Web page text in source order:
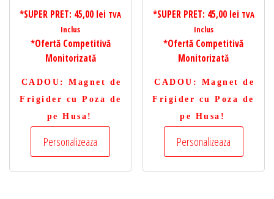
*SUPER PRET: 45,00 lei TVA
Inclus
*Ofertă Competitivă
Monitorizată
CADOU : Magnet de
Frigider cu Poza de
pe Husa!
Personalizeaza
*SUPER PRET: 45,00 lei TVA
Inclus
*Ofertă Competitivă
Monitorizată
CADOU : Magnet de
Frigider cu Poza de
pe Husa!
Personalizeaza